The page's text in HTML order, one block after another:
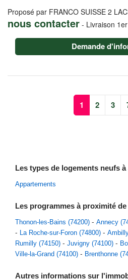
Proposé par FRANCO SUISSE 2
nous contacter - Livraison
Demande
1 2 3
Les types de logements neufs
Appartements
Les programmes à proximité
Thonon-les-Bains (74200) Annecy
La Roche-sur-Foron (74800)
Rumilly (74150)
Juvigny (74100)
Ville-la-Grand (74100)
Brenthonne
Autres informations sur